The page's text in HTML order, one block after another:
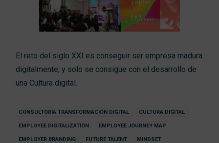
El reto del siglo XXI es conseguir ser empresa madura
digitalmente, y solo se consigue con el desarrollo de
una Cultura digital.
CONSULTORÍA TRANSFORMACIÓN DIGITAL CULTURA DIGITAL
EMPLOYEE DIGITALIZATION EMPLOYEE JOURNEY MAP
EMPLOYER BRANDING FUTURE TALENT MINDSET